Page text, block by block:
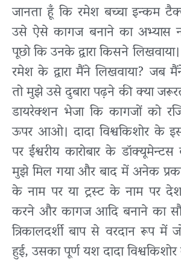
जानता हूँ कि रमेश बच्चा इन्कम
उसे ऐसे कागज बनाने का अभ्यास
पूछो कि उनके द्वारा किसने
रमेश के द्वारा मैंने लिखवाया? जब
तो मुझे उसे दुबारा पढ़ने की क्या
डायरेक्शन भेजा कि कागजों को
ऊपर आओ। दादा विश्वकिशोर के
पर ईश्वरीय कारोबार के
मुझे मिल गया और बाद में अनेक
के नाम पर या ट्रस्ट के नाम पर
करने और कागज आदि बनाने का
त्रिकालदर्शी बाप से वरदान रूप में
हुई, उसका पूर्ण यश दादा